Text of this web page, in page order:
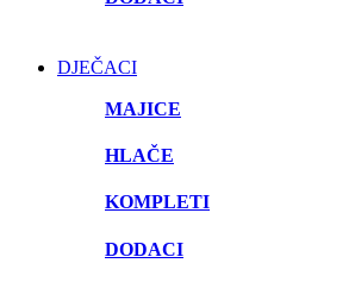
DJEČACI
MAJICE
HLAČE
KOMPLETI
DODACI